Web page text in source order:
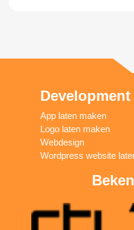
Development
App laten maken
Logo laten maken
Webdesign
Wordpress website